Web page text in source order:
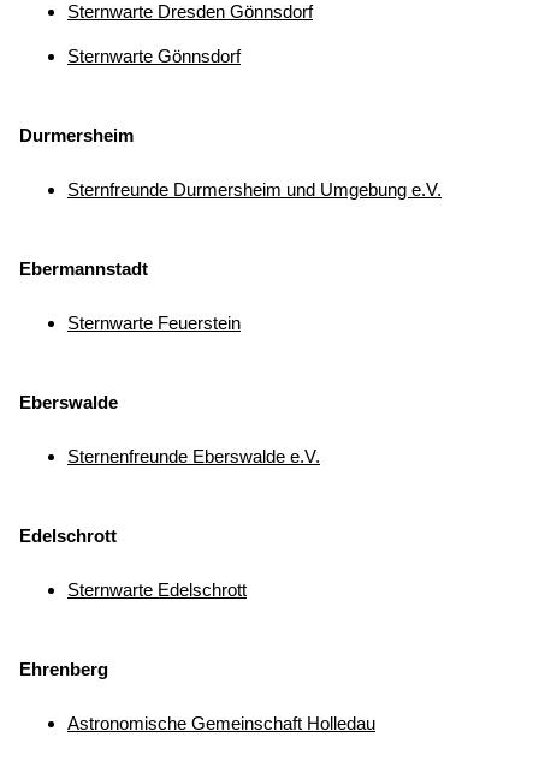
Sternwarte Dresden Gönnsdorf
Sternwarte Gönnsdorf
Durmersheim
Sternfreunde Durmersheim und Umgebung e.V.
Ebermannstadt
Sternwarte Feuerstein
Eberswalde
Sternenfreunde Eberswalde e.V.
Edelschrott
Sternwarte Edelschrott
Ehrenberg
Astronomische Gemeinschaft Holledau